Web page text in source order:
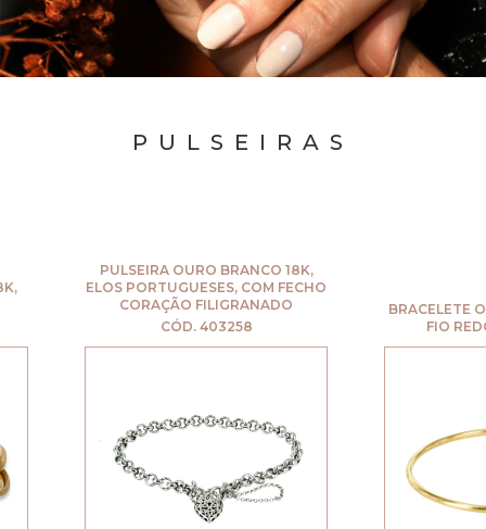
PULSEIRAS
PULSEIRA OURO BRANCO 18K,
ELOS PORTUGUESES, COM FECHO
CORAÇÃO FILIGRANADO
CÓD. 403258
BRACELETE OURO
FIO